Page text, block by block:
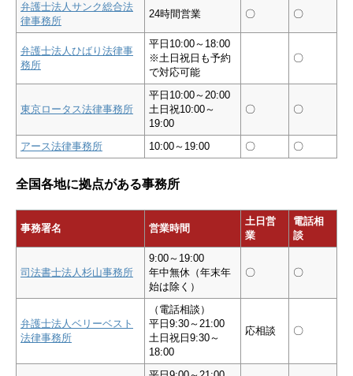
弁護士法人サンク総合法
律事務所
24時間営業 〇 〇
弁護士法人ひばり法律事
務所
平日10:00～18:00
※土日祝日も予約
で対応可能
〇
東京ロータス法律事務所
平日10:00～20:00
土日祝10:00～
19:00
〇 〇
アース法律事務所 10:00～19:00 〇 〇
全国各地に拠点がある事務所
事務署名 営業時間
土日営
業
電話相
談
司法書士法人杉山事務所
9:00～19:00
年中無休（年末年
始は除く）
〇 〇
弁護士法人ベリーベスト
法律事務所
（電話相談）
平日9:30～21:00
土日祝日9:30～
18:00
応相談 〇